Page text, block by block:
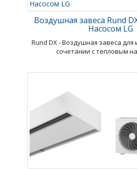
Воздушная завеса Rund
Насосом LG
Rund DX - Воздушная завеса для
сочетании с тепловым